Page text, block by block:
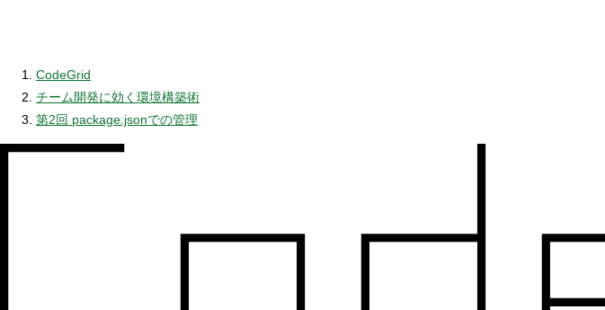
CodeGrid
チーム開発に効く環境構築術
第2回 package.jsonでの管理